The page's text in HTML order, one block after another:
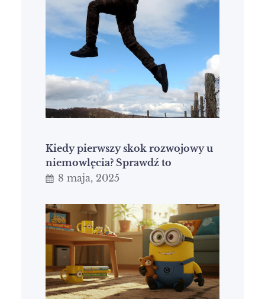
Kiedy pierwszy skok rozwojowy u
niemowlęcia? Sprawdź to
8 maja, 2025